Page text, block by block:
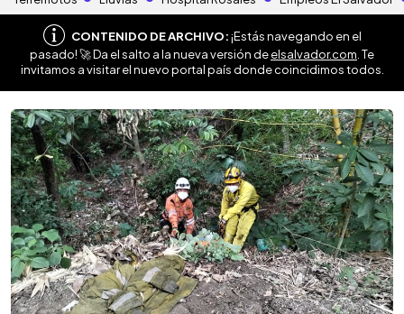
CONTENIDO DE ARCHIVO:¡Estás navegando en el
pasado! 🚀 Da el salto a la nueva versión deelsalvador.com . Te
invitamos a visitar el nuevo portal país donde coincidimos todos.